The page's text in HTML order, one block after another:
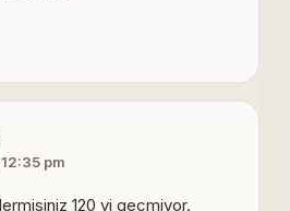
pm
120 yi gecmiyor.